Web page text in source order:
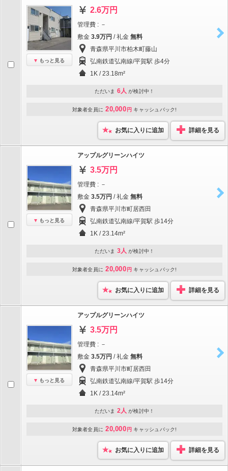
もっと見る
2.6万円
管理費 : －
敷金 3.9万円 / 礼金 無料
青森県平川市柏木町藤山
弘南鉄道弘南線/平賀駅 歩4分
1K / 23.18m²
ただいま 6人 が検討中！
対象者全員に 20,000 円 キャッシュバック!
お気に入りに追加 詳細を見る
もっと見る
アップルグリーンハイツ
3.5万円
管理費 : －
敷金 3.5万円 / 礼金 無料
青森県平川市町居西田
弘南鉄道弘南線/平賀駅 歩14分
1K / 23.14m²
ただいま 3人 が検討中！
対象者全員に 20,000 円 キャッシュバック!
お気に入りに追加 詳細を見る
もっと見る
アップルグリーンハイツ
3.5万円
管理費 : －
敷金 3.5万円 / 礼金 無料
青森県平川市町居西田
弘南鉄道弘南線/平賀駅 歩14分
1K / 23.14m²
ただいま 2人 が検討中！
対象者全員に 20,000 円 キャッシュバック!
お気に入りに追加 詳細を見る